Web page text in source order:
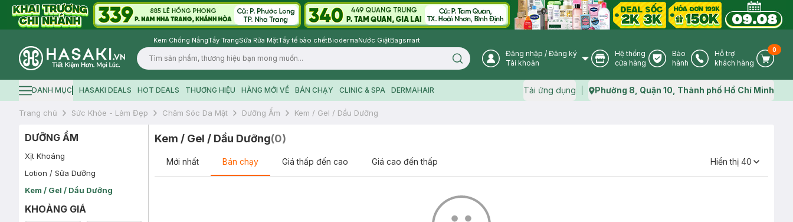
Kem Chống NắngTẩy TrangSữa Rửa MặtTẩy tế bào chếtBiodermaNước GiặtBagsmart
Logo
Search icon User Icon
Đăng nhập / Đăng ký
Tài khoản
Store Icon
Hệ thống
cửa hàng
Warranty Icon
Bảo
hành
Phone Icon
Hỗ trợ
khách hàng
Cart
0
Hamburger icon
DANH MỤC HASAKI DEALS HOT DEALS THƯƠNG HIỆU HÀNG MỚI VỀ BÁN CHẠY CLINIC & SPA DERMAHAIR Tải ứng dụng Map icon
Phường 8, Quận 10, Thành phố Hồ Chí Minh
Trang chủ Sức Khỏe - Làm Đẹp Chăm Sóc Da Mặt Dưỡng Ẩm Kem / Gel / Dầu Dưỡng
DƯỠNG ẨM
Xịt Khoáng
Lotion / Sữa Dưỡng
Kem / Gel / Dầu Dưỡng
KHOẢNG GIÁ
Kem / Gel / Dầu Dưỡng(0)
Mới nhất Bán chạy Giá thấp đến cao Giá cao đến thấp Hiển thị 40